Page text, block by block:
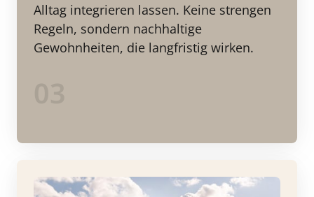
Alltag integrieren lassen. Keine strengen
Regeln, sondern nachhaltige
Gewohnheiten, die langfristig wirken.